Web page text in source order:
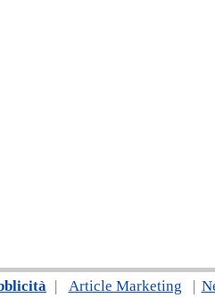
| Article Marketing |